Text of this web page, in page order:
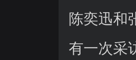
陈奕迅和
有一次采